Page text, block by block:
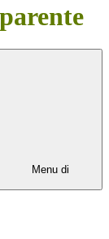
Menu di